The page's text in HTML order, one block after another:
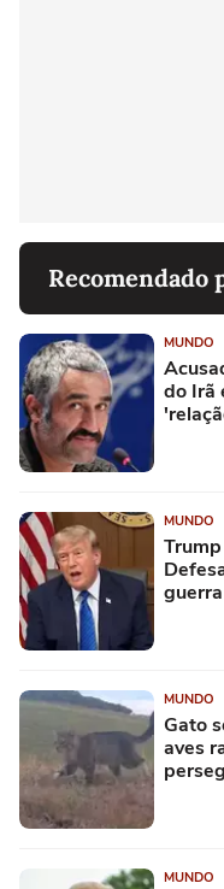
Recomendado
MUNDO
do Irã
MUNDO
MUNDO
Gato
aves
MUNDO